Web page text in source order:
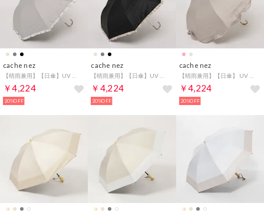
cache nez
￥4,224
20%OFF
cache nez
￥4,224
20%OFF
cache nez
￥4,224
20%OFF